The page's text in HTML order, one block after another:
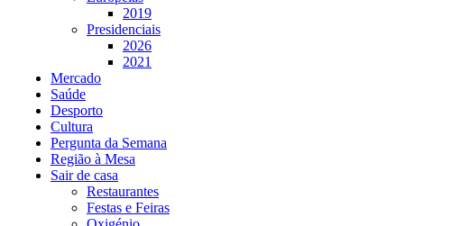
2019
Presidenciais
2026
2021
Mercado
Saúde
Desporto
Cultura
Pergunta da Semana
Região à Mesa
Sair de casa
Restaurantes
Festas e Feiras